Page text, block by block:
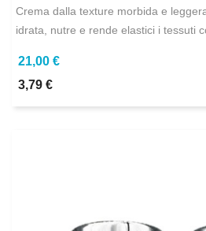
Crema dalla texture morbida e
idrata, nutre e rende elastici i tessuti
21,00 €
3,79 €